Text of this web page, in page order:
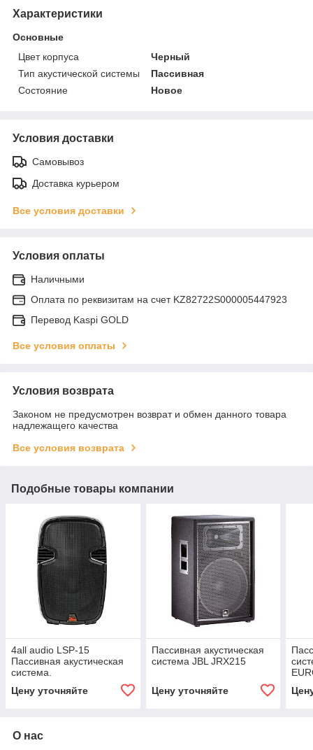
Характеристики
Основные
Цвет корпуса
Черный
Тип акустической системы
Пассивная
Состояние
Новое
Условия доставки
Самовывоз
Доставка курьером
Все условия доставки
Условия оплаты
Наличными
Оплата по реквизитам на счет KZ82722S000005447923
Перевод Kaspi GOLD
Все условия оплаты
Условия возврата
Законом не предусмотрен возврат и обмен данного товара
надлежащего качества
Все условия возврата
Подобные товары компании
4all audio LSP-15
Пассивная акустическая
система.
Цену уточняйте
Пассивная акустическая
система JBL JRX215
Цену уточняйте
О нас